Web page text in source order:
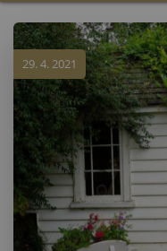
29. 4. 2021